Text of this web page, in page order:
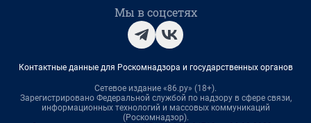
Мы в соцсетях
Контактные данные для Роскомнадзора и государственных органов
Сетевое издание «86.ру» (18+).
Зарегистрировано Федеральной службой по надзору в сфере связи,
информационных технологий и массовых коммуникаций
(Роскомнадзор).